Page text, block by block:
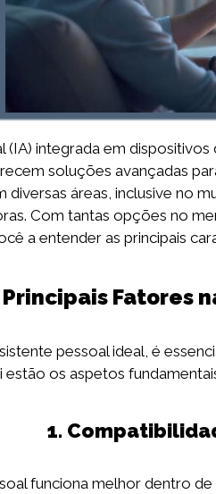
(IA) integrada em
soluções avançadas
diversas áreas, inclusive no
Com tantas opções no
a entender as principais
Principais Fatores
pessoal ideal, é
estão os aspetos
1.
funciona melhor dentro